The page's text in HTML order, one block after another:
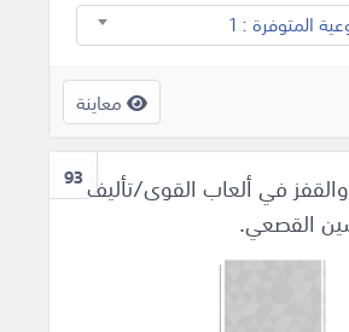
المتوفرة : 1
معاينة
93في ألعاب القوى/تأليف
القصعي.